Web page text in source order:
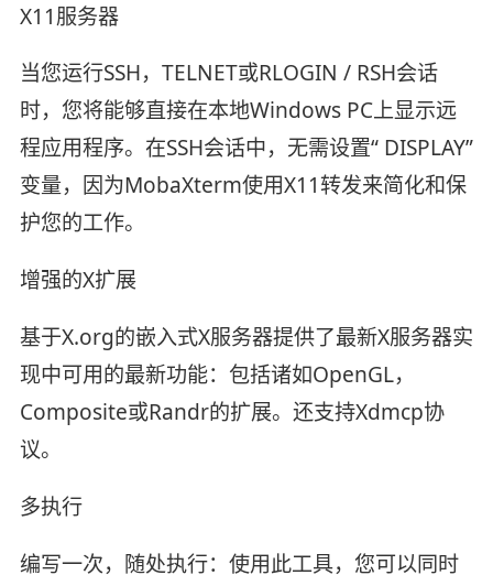
X11服务器
当您运行SSH，TELNET或RLOGIN / RSH会话
时，您将能够直接在本地Windows PC上显示远
程应用程序。在SSH会话中，无需设置“ DISPLAY”
变量，因为MobaXterm使用X11转发来简化和保
护您的工作。
增强的X扩展
基于X.org的嵌入式X服务器提供了最新X服务器实
现中可用的最新功能：包括诸如OpenGL，
Composite或Randr的扩展。还支持Xdmcp协
议。
多执行
编写一次，随处执行：使用此工具，您可以同时